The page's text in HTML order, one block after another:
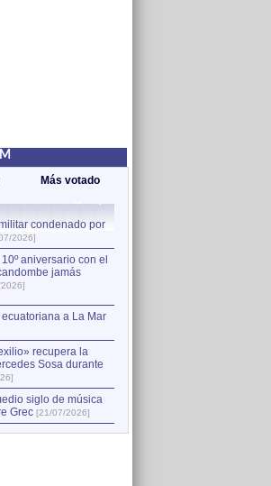
Más votado
condenado por
2026]
aniversario con el
jamás
a La Mar
recupera la
Sosa durante
siglo de música
Grec [21/07/2026]